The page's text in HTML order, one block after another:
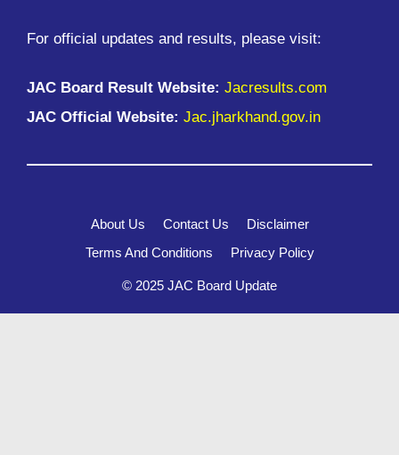
For official updates and results, please visit:
JAC Board Result Website: Jacresults.com
JAC Official Website: Jac.jharkhand.gov.in
About Us Contact Us
Disclaimer
Terms And Conditions
Privacy Policy
© 2025 JAC Board Update